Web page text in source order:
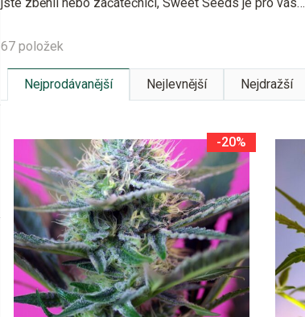
67 položek
Nejprodávanější Nejlevnější Nejdražší
-20%